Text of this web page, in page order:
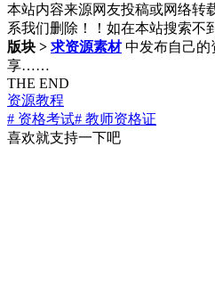
本站内容来源网友投稿或网络转
系我们删除！！如在本站搜索不
版块 > 求资源素材 中发布自己的
享……
THE END
资源教程
# 资格考试# 教师资格证
喜欢就支持一下吧